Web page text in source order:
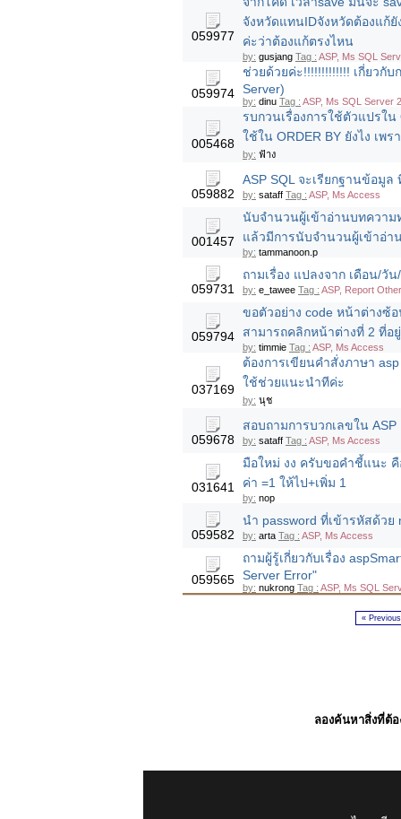
059977
จังหวัดแทนIDจังหวัดต้องแก้
ค่ะว่าต้องแก้ตรงไหน
by: gusjang Tag : ASP, Ms SQL
059974
ช่วยด้วยค่ะ!!!!!!!!!!!!! เกี่ยวกั
Server)
by: dinu Tag : ASP, Ms SQL Server
005468
รบกวนเรื่องการใช้ตัวแปรใ
ใช้ใน ORDER BY ยังไง เพ
by: ฟ้าง
059882
ASP SQL จะเรียกฐานข้อมูล
by: sataff Tag : ASP, Ms Access
001457
นับจำนวนผู้เข้าอ่านบทความ
แล้วมีการนับจำนวนผู้เข้าอ่า
by: tammanoon.p
059731
ถามเรื่อง แปลงจาก เดือน/วั
by: e_tawee Tag : ASP, Report
059794
ขอตัวอย่าง code หน้าต่างซ้
สามารถคลิกหน้าต่างที่ 2 ที่อ
by: timmie Tag : ASP, Ms Access
037169
ต้องการเขียนคำสั่งภาษา asp
ใช้ช่วยแนะนำทีค่ะ
by: นุช
059678
สอบถามการบวกเลขใน
by: sataff Tag : ASP, Ms Access
031641
มือใหม่ งง ครับขอคำชี้แนะ
ค่า =1 ให้ไป+เพิ่ม 1
by: nop
059582
นำ password ที่เข้ารหัสด้วย
by: arta Tag : ASP, Ms Access
059565
ถามผู้รู้เกี่ยวกับเรื่อง
Server Error"
by: nukrong Tag : ASP, Ms SQL
« Previous
ลองค้นหาสิ่งที่ต้อ